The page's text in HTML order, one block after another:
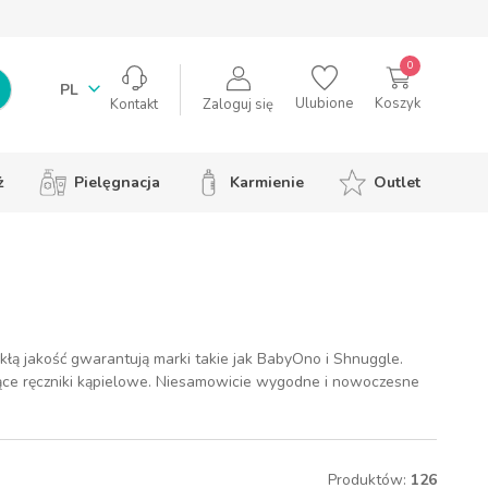
PL
Kontakt Zaloguj się Ulubione Koszyk
0
Pielęgnacja Karmienie Outlet
jakość gwarantują marki takie jak BabyOno i Shnuggle.
ręczniki kąpielowe. Niesamowicie wygodne i nowoczesne
Produktów: 126